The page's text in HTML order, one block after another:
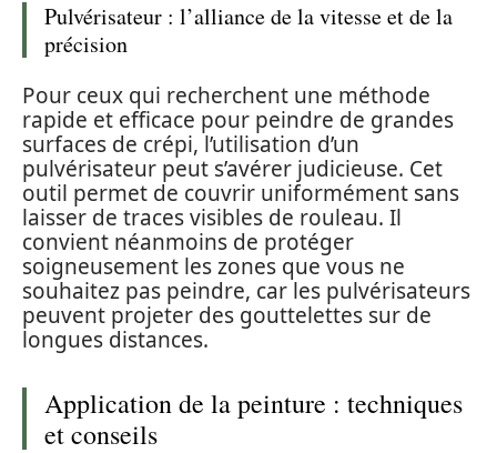
Pulvérisateur : l’alliance de la vitesse et de la
précision
Pour ceux qui recherchent une méthode
rapide et efficace pour peindre de grandes
surfaces de crépi, l’utilisation d’un
pulvérisateur peut s’avérer judicieuse. Cet
outil permet de couvrir uniformément sans
laisser de traces visibles de rouleau. Il
convient néanmoins de protéger
soigneusement les zones que vous ne
souhaitez pas peindre, car les pulvérisateurs
peuvent projeter des gouttelettes sur de
longues distances.
Application de la peinture : techniques
et conseils